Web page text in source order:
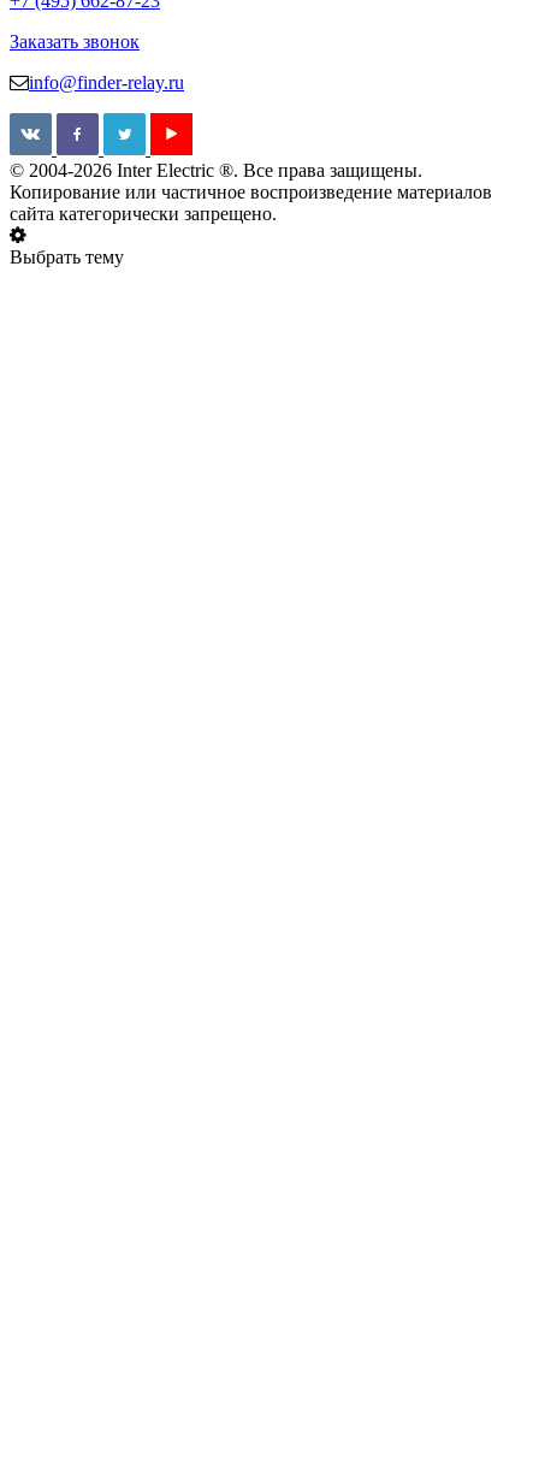
Заказать звонок
info@finder-relay.ru
© 2004-2026 Inter Electric ®. Все права защищены.
Копирование или частичное воспроизведение материалов
сайта категорически запрещено.
Выбрать тему